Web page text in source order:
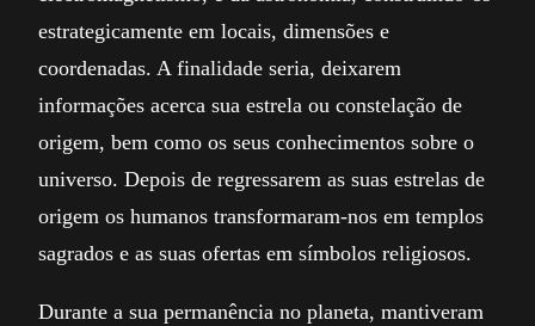
estrategicamente em locais, dimensões e
coordenadas. A finalidade seria, deixarem
informações acerca sua estrela ou constelação de
origem, bem como os seus conhecimentos sobre o
universo. Depois de regressarem as suas estrelas de
origem os humanos transformaram-nos em templos
sagrados e as suas ofertas em símbolos religiosos.
Durante a sua permanência no planeta, mantiveram